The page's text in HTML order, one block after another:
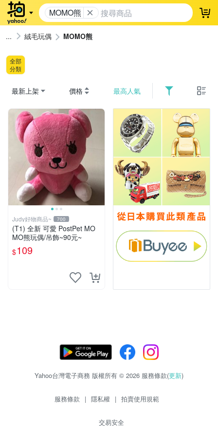
MOMO熊 登
絨毛玩偶 MOMO熊
全部
分類
最新上架 價格 最高人氣
Judy好物商品~ 700
(T1) 全新 可愛 PostPet MO
MO熊玩偶/吊飾~90元~
$109
Yahoo台灣電子商務 版權所有 © 2026 服務條款(更新)
服務條款 | 隱私權 | 拍賣使用規範
交易安全